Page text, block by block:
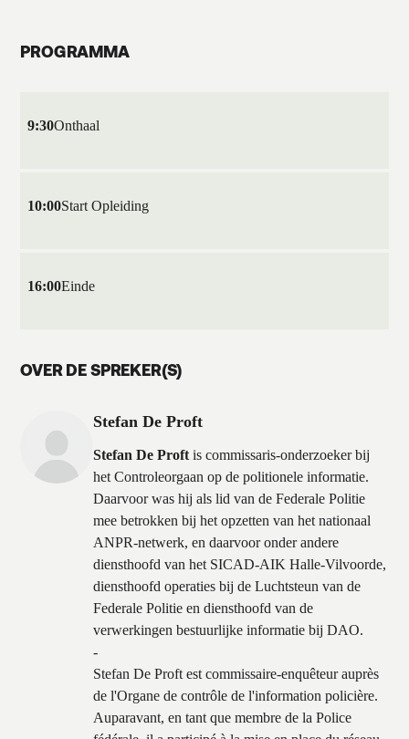
PROGRAMMA
9:30Onthaal
10:00Start Opleiding
16:00Einde
OVER DE SPREKER(S)
Stefan De Proft
Stefan De Proft is commissaris-onderzoeker bij
het Controleorgaan op de politionele informatie.
Daarvoor was hij als lid van de Federale Politie
mee betrokken bij het opzetten van het nationaal
ANPR-netwerk, en daarvoor onder andere
diensthoofd van het SICAD-AIK Halle-Vilvoorde,
diensthoofd operaties bij de Luchtsteun van de
Federale Politie en diensthoofd van de
verwerkingen bestuurlijke informatie bij DAO.
-
Stefan De Proft est commissaire-enquêteur auprès
de l'Organe de contrôle de l'information policière.
Auparavant, en tant que membre de la Police